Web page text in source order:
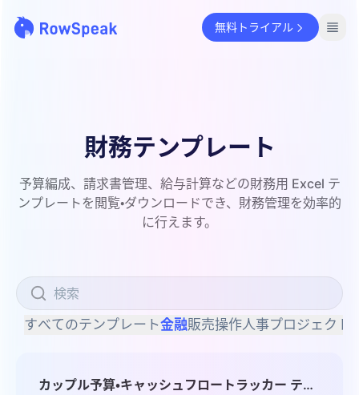
無料トライアル
財務テンプレート
予算編成、請求書管理、給与計算などの財務用 Excel テ
ンプレートを閲覧・ダウンロードでき、財務管理を効率的
に行えます。
すべてのテンプレート金融販売操作人事プロジェクト
カップル予算・キャッシュフロートラッカー テン